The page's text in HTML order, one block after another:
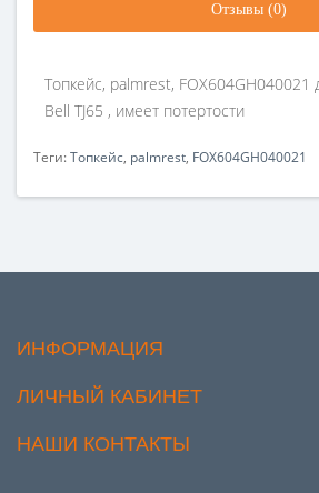
Отзывы (0)
Топкейс, palmrest, FOX604GH040021
Bell TJ65 , имеет потертости
Теги:Топкейс, palmrest, FOX604GH040021
ИНФОРМАЦИЯ
ЛИЧНЫЙ КАБИНЕТ
НАШИ КОНТАКТЫ